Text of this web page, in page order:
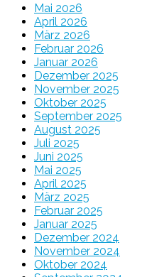
Mai 2026
April 2026
März 2026
Februar 2026
Januar 2026
Dezember 2025
November 2025
Oktober 2025
September 2025
August 2025
Juli 2025
Juni 2025
Mai 2025
April 2025
März 2025
Februar 2025
Januar 2025
Dezember 2024
November 2024
Oktober 2024